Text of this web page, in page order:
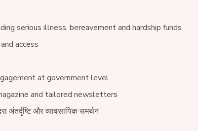
serious illness, bereavement and hardship funds
access
at government level
and tailored newsletters
अंतर्दृष्टि और व्यावसायिक समर्थन